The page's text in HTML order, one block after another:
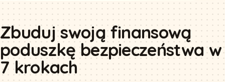
Zbuduj swoją finansową
poduszkę bezpieczeństwa w
7 krokach